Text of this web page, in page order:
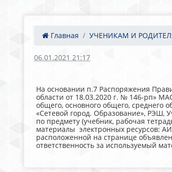
Главная УЧЕНИКАМ И
06.01.2021 21:17
На основании п.7 Распоряжения
области от 18.03.2020 г. № 146-рп»
общего, основного общего, среднего
«Сетевой город. Образование», РЭШ,
по предмету (учебник, рабочая
материалы электронных ресурсов:
расположенной на странице
ответственность за используемый